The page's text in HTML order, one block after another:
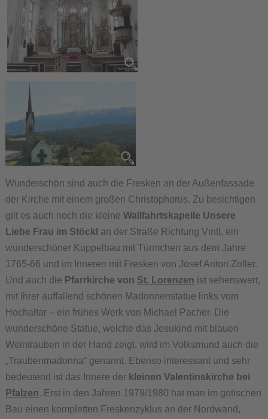
Wunderschön sind auch die Fresken an der Außenfassade
der Kirche mit einem großen Christophorus. Zu besichtigen
gilt es auch noch die kleine Wallfahrtskapelle Unsere
Liebe Frau im Stöckl an der Straße Richtung Vintl, ein
wunderschöner Kuppelbau mit Türmchen aus dem Jahre
1765-66 und im Inneren mit Fresken von Josef Anton Zoller.
Und auch die Pfarrkirche von St. Lorenzen ist sehenswert,
mit ihrer auffallend schönen Madonnenstatue links vom
Hochaltar – ein frühes Werk von Michael Pacher. Die
wunderschöne Statue, welche das Jesukind mit blauen
Weintrauben in der Hand zeigt, wird im Volksmund auch die
„Traubenmadonna“ genannt. Ebenso interessant und sehr
bedeutend ist das Innere der kleinen Valentinskirche bei
Pfalzen. Erst in den Jahren 1979/1980 hat man im gotischen
Bau einen kompletten Freskenzyklus an der Nordwand,